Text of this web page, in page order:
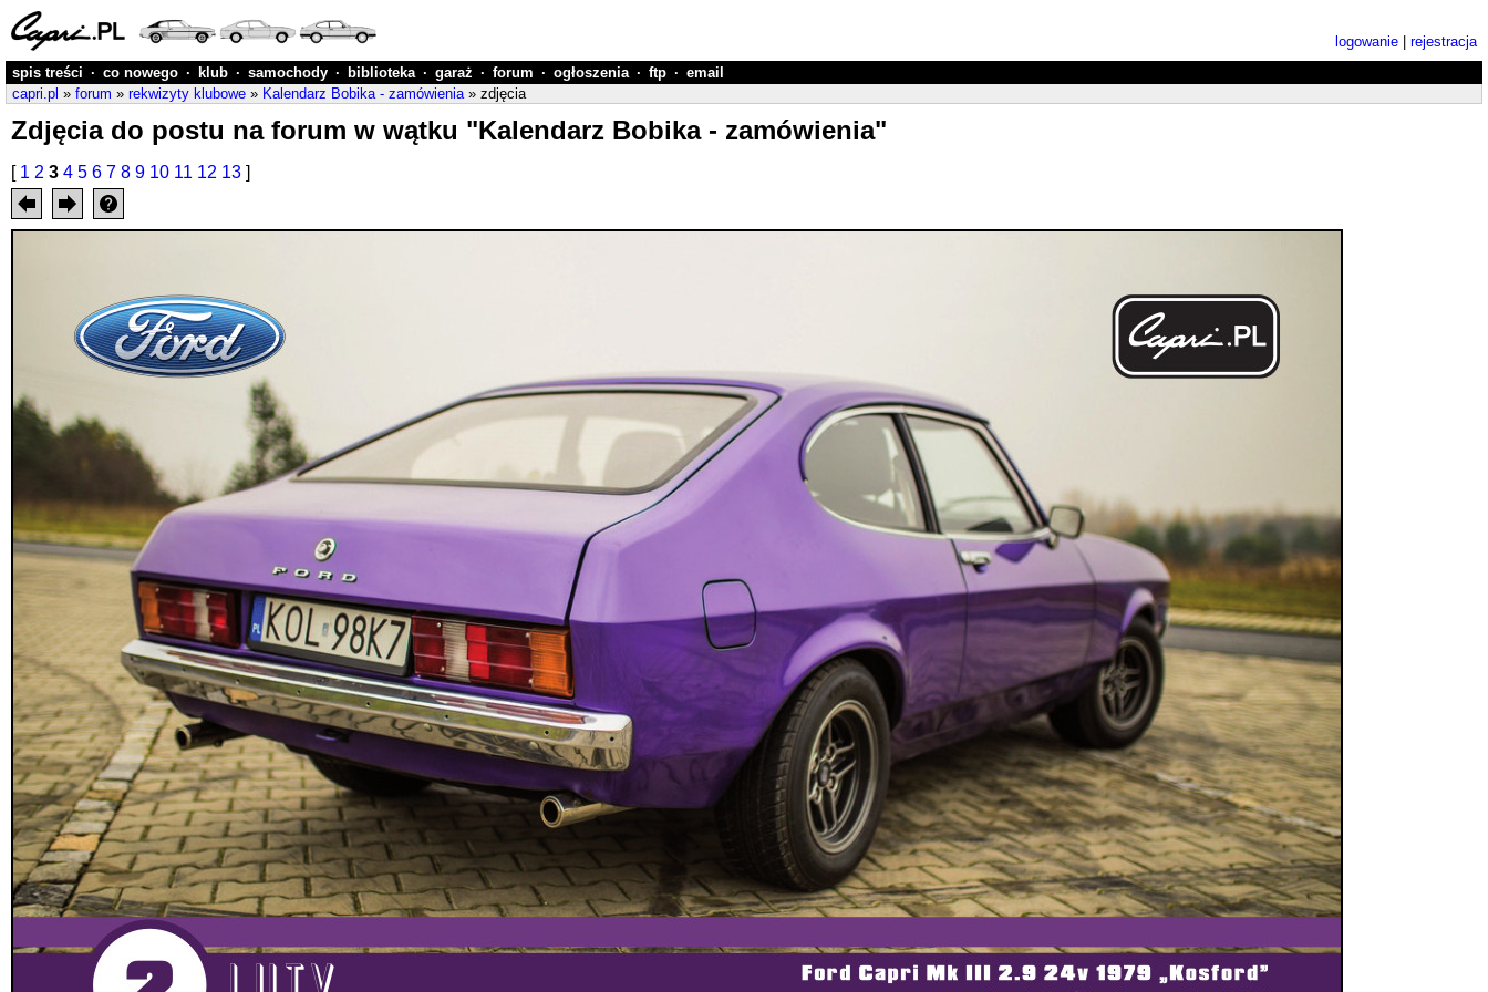
logowanie
rejestracja
spis treści · co nowego · klub · samochody · biblioteka · garaż · forum · ogłoszenia · ftp · email
capri.pl » forum » rekwizyty klubowe » Kalendarz Bobika - zamówienia» zdjęcia
Zdjęcia do postu na forum w wątku "Kalendarz Bobika - zamówienia"
[ 1 2 3 4 5 6 7 8 9 10 11 12 13 ]